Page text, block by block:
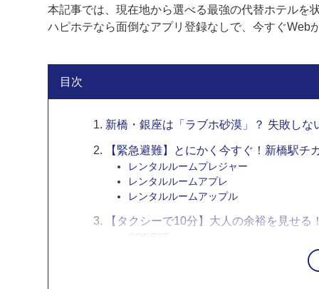
本記事では、現在地から選べる最強の代替ホテルを
ハピホテなら面倒なアプリ登録なしで、今すぐWeb
目次
新橋・銀座は「ラブホ砂漠」？ 失敗しな
【緊急避難】とにかく今すぐ！新橋駅チ
レンタルルームプレジャー
レンタルルームアプレ
レンタルルームアップル
【タクシーで10分】大人の余裕を見せ
COREST